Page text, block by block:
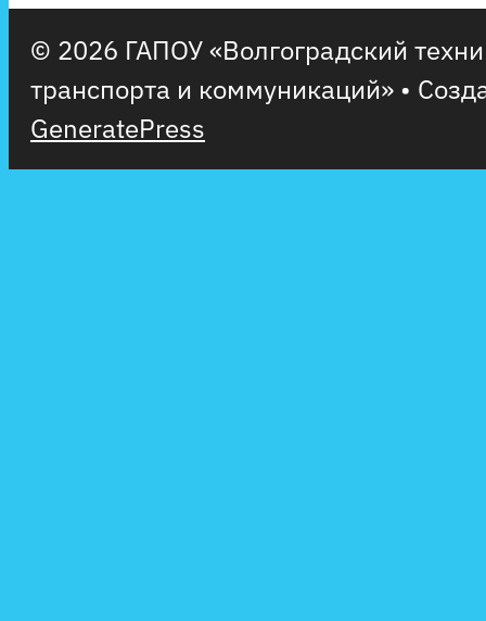
© 2026 ГАПОУ «Волгоградский
транспорта и коммуникаций» •
GeneratePress